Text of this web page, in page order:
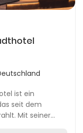
ist ein
seit dem
Mit seiner